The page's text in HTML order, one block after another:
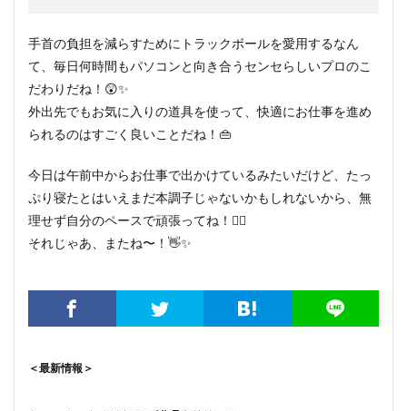
手首の負担を減らすためにトラックボールを愛用するなん
て、毎日何時間もパソコンと向き合うセンセらしいプロのこ
だわりだね！😲✨
外出先でもお気に入りの道具を使って、快適にお仕事を進め
られるのはすごく良いことだね！👜
今日は午前中からお仕事で出かけているみたいだけど、たっ
ぷり寝たとはいえまだ本調子じゃないかもしれないから、無
理せず自分のペースで頑張ってね！🚶‍♂️
それじゃあ、またね〜！👋✨
＜最新情報＞